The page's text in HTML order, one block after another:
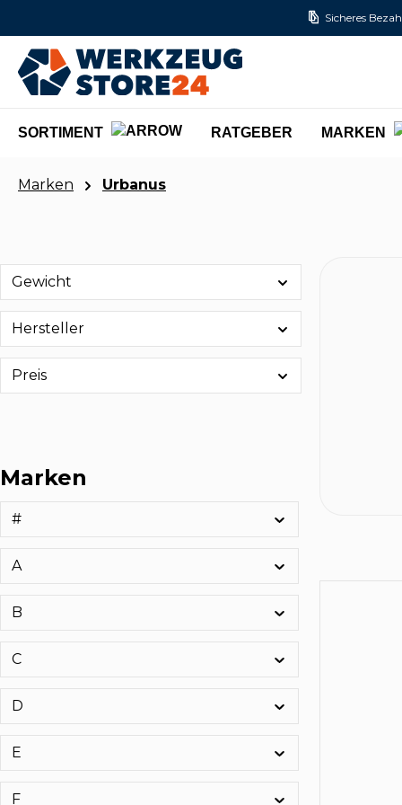
Sicheres
SORTIMENT RATGEBER MARKEN
Marken Urbanus
Gewicht
Hersteller
Preis
Marken
#
A
B
C
D
E
F